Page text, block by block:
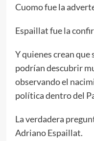
Cuomo fue la
Espaillat fue la
Y quienes crean que
podrían descubrir
observando el
política dentro del
La verdadera
Adriano Espaillat.